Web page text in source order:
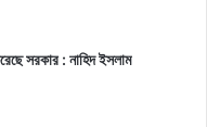
সরকার : নাহিদ ইসলাম